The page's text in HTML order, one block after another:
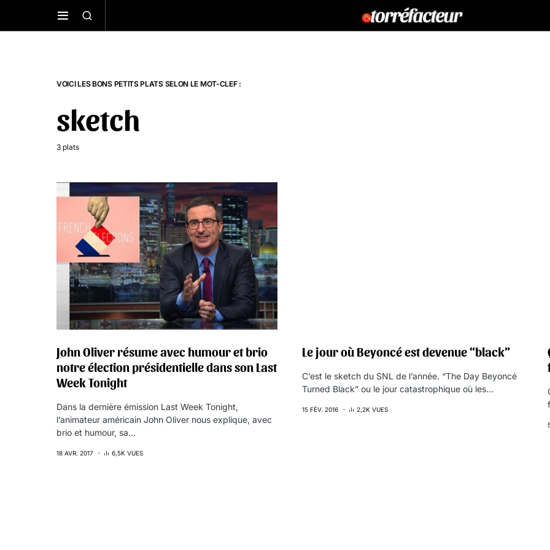
VOICI LES BONS PETITS PLATS SELON LE MOT-CLEF :
sketch
3 plats
John Oliver résume avec humour et brio
notre élection présidentielle dans son Last
Week Tonight
Dans la dernière émission Last Week Tonight,
l’animateur américain John Oliver nous explique, avec
brio et humour, sa…
18 AVR. 2017 6,5K VUES
Le jour où Beyoncé est devenue “black”
C’est le sketch du SNL de l’année. “The Day Beyoncé
Turned Black” ou le jour catastrophique où les…
15 FÉV. 2016 2,2K VUES